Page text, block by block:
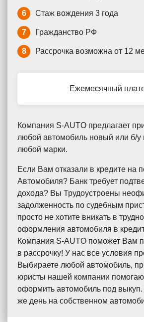
6 Стаж вождения 3 года
7 Гражданство РФ
8 Рассрочка возможна от 12
Ежемесячный
Компания S-AUTO предлагает
любой автомобиль новый или б/у
любой марки.
Если Вам отказали в кредите на
Автомобиля? Банк требует
дохода? Вы Трудоустроены
задолженность по судебным
просто не хотите вникать в
оформления автомобиля в
Компания S-AUTO поможет Вам
в рассрочку! У нас все условия
Выбираете любой автомобиль,
юристы нашей компании
оформить автомобиль под выкуп.
же день на собственном